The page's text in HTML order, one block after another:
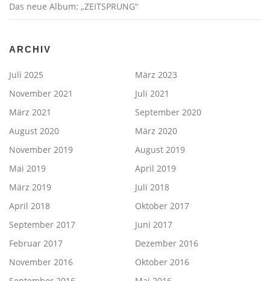
Das neue Album: „ZEITSPRUNG“
ARCHIV
Juli 2025
März 2023
November 2021
Juli 2021
März 2021
September 2020
August 2020
März 2020
November 2019
August 2019
Mai 2019
April 2019
März 2019
Juli 2018
April 2018
Oktober 2017
September 2017
Juni 2017
Februar 2017
Dezember 2016
November 2016
Oktober 2016